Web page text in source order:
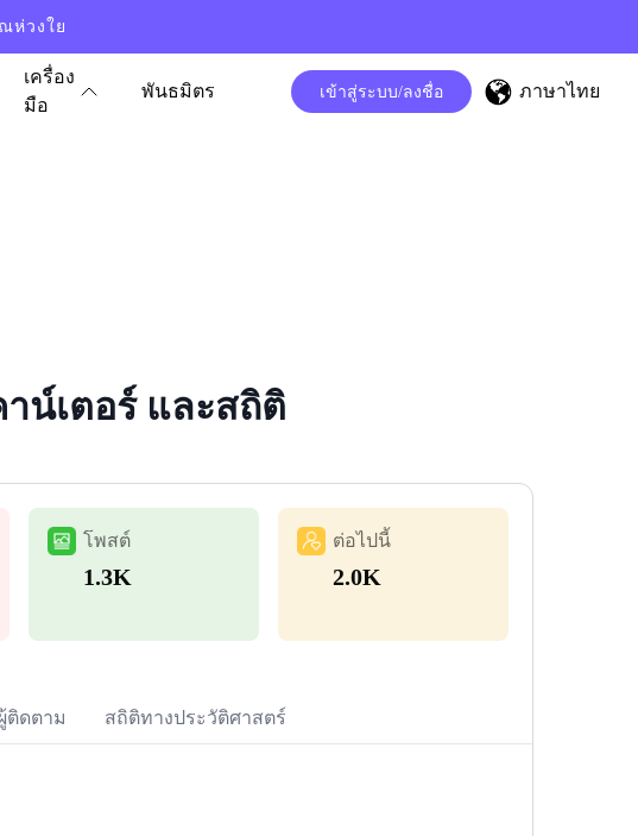
ห่วงใย
เครื่อง
มือ
พันธมิตร เข้าสู่ระบบ/ลงชื่อ ภาษาไทย
น์เตอร์ และสถิติ
โพสต์
1.3K
ต่อไปนี้
2.0K
ติดตาม สถิติทางประวัติศาสตร์